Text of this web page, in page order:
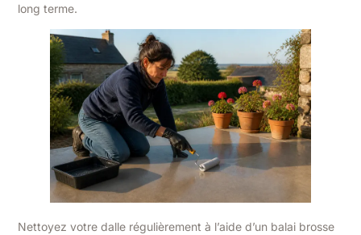
long terme.
Nettoyez votre dalle régulièrement à l’aide d’un balai brosse